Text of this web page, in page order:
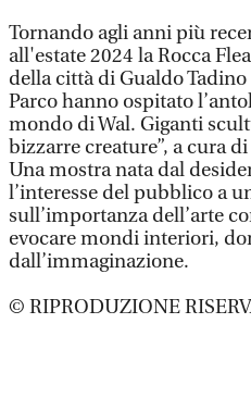
Tornando agli anni più
all'estate 2024 la Rocca
della città di Gualdo
Parco hanno ospitato
mondo di Wal. Giganti
bizzarre creature”, a cura
Una mostra nata dal
l’interesse del pubblico a
sull’importanza dell’arte
evocare mondi interiori,
dall’immaginazione.
© RIPRODUZIONE